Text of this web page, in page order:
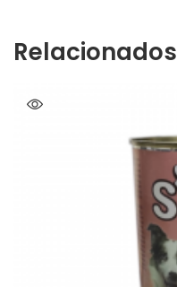
Relacionados